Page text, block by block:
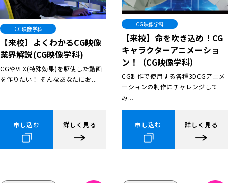
CG映像学科
【来校】よくわかるCG映像
業界解説(CG映像学科)
CGやVFX(特殊効果)を駆使した動画
を作りたい！ そんなあなたにお...
申し込む 詳しく見る
CG映像学科
【来校】命を吹き込め！CG
キャラクターアニメーショ
ン！（CG映像学科）
CG制作で使用する各種3DCGアニメ
ーションの制作にチャレンジして
み...
申し込む 詳しく見る